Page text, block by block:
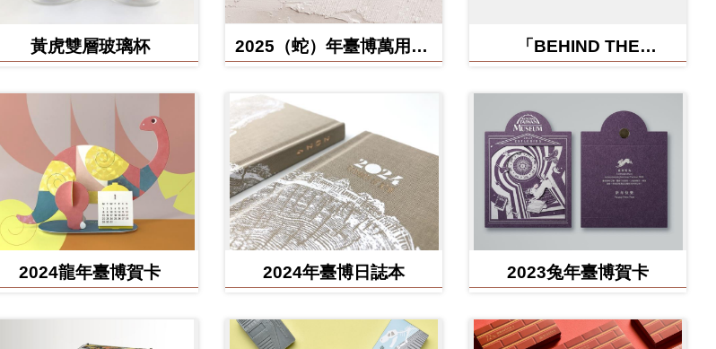
黃虎雙層玻璃杯
2025（蛇）年臺博萬用卡-
「BEHIND THE
展」紀念信封
2024龍年臺博賀卡 2024年臺博日誌本 2023兔年臺博賀卡